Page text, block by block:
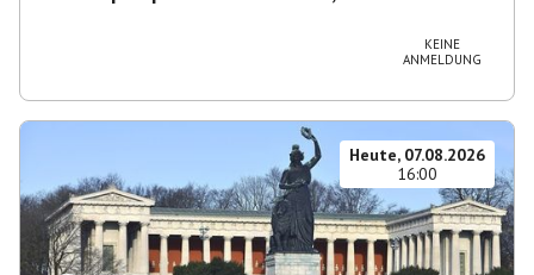
KEINE
ANMELDUNG
Heute, 07.08.2026
16:00